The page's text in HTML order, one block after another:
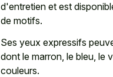
d'entretien et est
de motifs.
Ses yeux expressifs
dont le marron, le bleu, le
couleurs.